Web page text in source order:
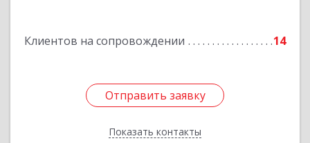
Клиентов на сопровождении 14
Отправить заявку
Показать контакты
Отправить заявку
Назад